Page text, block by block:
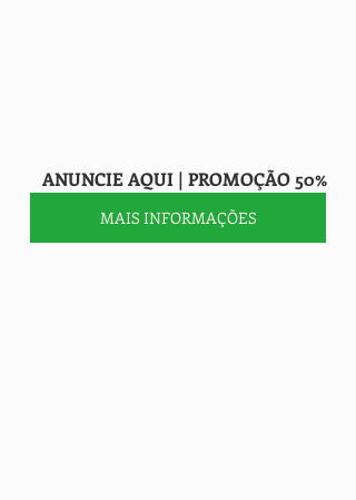
ANUNCIE AQUI | PROMOÇÃO 50%
MAIS INFORMAÇÕES